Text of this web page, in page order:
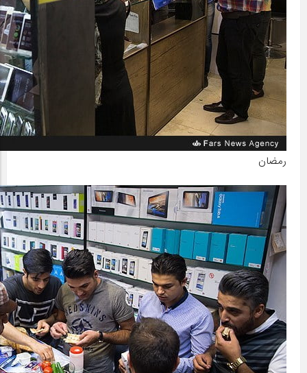
رمضان